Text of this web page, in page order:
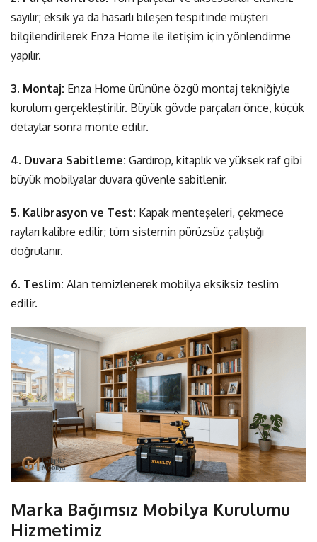
sayılır; eksik ya da hasarlı bileşen tespitinde müşteri
bilgilendirilerek Enza Home ile iletişim için yönlendirme
yapılır.
3. Montaj: Enza Home ürününe özgü montaj tekniğiyle
kurulum gerçekleştirilir. Büyük gövde parçaları önce, küçük
detaylar sonra monte edilir.
4. Duvara Sabitleme: Gardırop, kitaplık ve yüksek raf gibi
büyük mobilyalar duvara güvenle sabitlenir.
5. Kalibrasyon ve Test: Kapak menteşeleri, çekmece
rayları kalibre edilir; tüm sistemin pürüzsüz çalıştığı
doğrulanır.
6. Teslim: Alan temizlenerek mobilya eksiksiz teslim
edilir.
Marka Bağımsız Mobilya Kurulumu
Hizmetimiz